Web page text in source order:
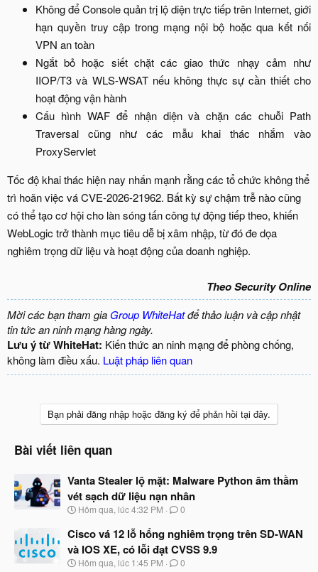
Không để Console quản trị lộ diện trực tiếp trên Internet, giới
hạn quyền truy cập trong mạng nội bộ hoặc qua kết nối
VPN an toàn​
Ngắt bỏ hoặc siết chặt các giao thức nhạy cảm như
IIOP/T3 và WLS-WSAT nếu không thực sự cần thiết cho
hoạt động vận hành​
Cấu hình WAF để nhận diện và chặn các chuỗi Path
Traversal cũng như các mẫu khai thác nhắm vào
ProxyServlet​
Tốc độ khai thác hiện nay nhấn mạnh rằng các tổ chức không thể
trì hoãn việc vá CVE-2026-21962. Bất kỳ sự chậm trễ nào cũng
có thể tạo cơ hội cho làn sóng tấn công tự động tiếp theo, khiến
WebLogic trở thành mục tiêu dễ bị xâm nhập, từ đó đe dọa
nghiêm trọng dữ liệu và hoạt động của doanh nghiệp.
Theo Security Online
Mời các bạn tham gia Group WhiteHatđể thảo luận và cập nhật
tin tức an ninh mạng hàng ngày.
Lưu ý từ WhiteHat: Kiến thức an ninh mạng để phòng chống,
không làm điều xấu. Luật pháp liên quan
Bạn phải đăng nhập hoặc đăng ký để phản hồi tại đây.
Bài viết liên quan
Vanta Stealer lộ mặt: Malware Python âm thầm
vét sạch dữ liệu nạn nhân
N
à
b
ắ
Hôm qua, lúc 4:32 PM 0
Cisco vá 12 lỗ hổng nghiêm trọng trên SD-WAN
và IOS XE, có lỗi đạt CVSS 9.9
N
Hôm qua, lúc 1:45 PM 0